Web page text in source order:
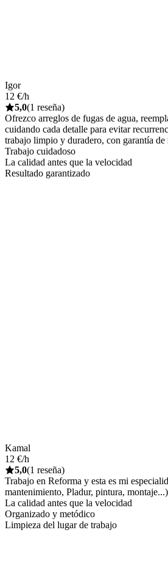
Igor
12 €/h
5,0(1 reseña)
Ofrezco arreglos de fugas de agua,
cuidando cada detalle para evitar
trabajo limpio y duradero, con garantía de
Trabajo cuidadoso
La calidad antes que la velocidad
Resultado garantizado
Kamal
12 €/h
5,0(1 reseña)
Trabajo en Reforma y esta es mi
mantenimiento, Pladur, pintura,
La calidad antes que la velocidad
Organizado y metódico
Limpieza del lugar de trabajo